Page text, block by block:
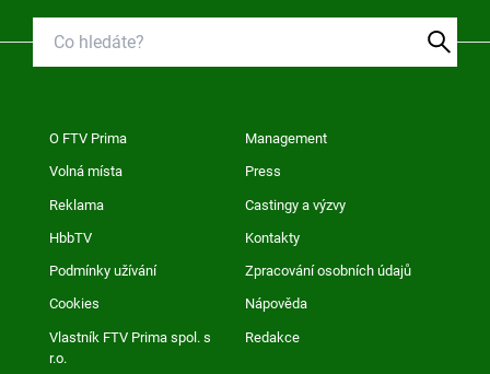
O FTV Prima Management
Volná místa Press
Reklama Castingy a výzvy
HbbTV Kontakty
Podmínky užívání Zpracování osobních údajů
Cookies Nápověda
Vlastník FTV Prima spol. s
r.o.
Redakce